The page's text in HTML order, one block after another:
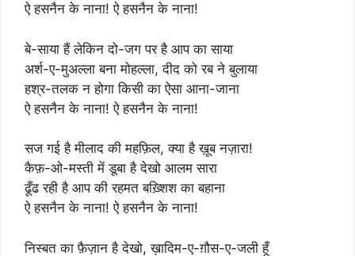
ऐ हसनैन के नाना! ऐ हसनैन के नाना!
बे-साया हैं लेकिन दो-जग पर है आप का साया
अर्श-ए-मुअल्ला बना मोहल्ला, दीद को रब ने बुलाया
हश्र-तलक न होगा किसी का ऐसा आना-जाना
ऐ हसनैन के नाना! ऐ हसनैन के नाना!
सज गई है मीलाद की महफ़िल, क्या है ख़ूब नज़ारा!
कैफ़-ओ-मस्ती में डूबा है देखो आलम सारा
ढूँढ रही है आप की रहमत बख़्शिश का बहाना
ऐ हसनैन के नाना! ऐ हसनैन के नाना!
निस्बत का फ़ैज़ान है देखो, ख़ादिम-ए-ग़ौस-ए-जली हूँ